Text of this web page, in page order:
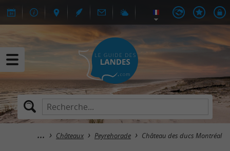
Châteaux Peyrehorade Château des ducs Montréal